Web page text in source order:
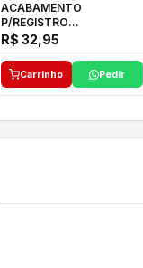
ACABAMENTO
P/REGISTRO
1/2"-3/4"-1"ELLA CROSS
R$ 32,95
Carrinho Pedir